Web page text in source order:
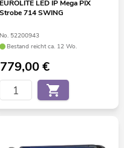
EUROLITE LED IP Mega PIX
Strobe 714 SWING
No. 52200943
Bestand reicht ca. 12 Wo.
779,00€